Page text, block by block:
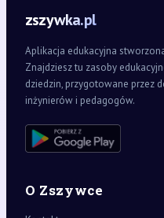
zszywka.pl
Aplikacja edukacyjna
Znajdziesz tu zasoby
dziedzin, przygotowane przez
inżynierów i pedagogów.
O Zszywce